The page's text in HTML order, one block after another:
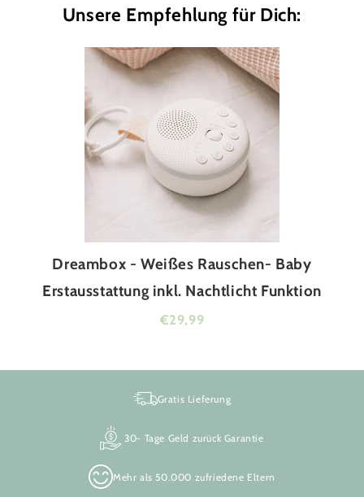
Unsere Empfehlung für Dich:
Dreambox - Weißes Rauschen- Baby
Erstausstattung inkl. Nachtlicht Funktion
€29,99
Gratis Lieferung
30- Tage Geld zurück Garantie
Mehr als 50.000 zufriedene Eltern